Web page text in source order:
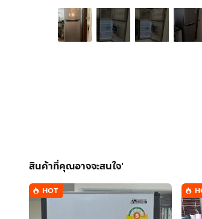
สินค้าที่คุณอาจจะสนใจ'
HOT